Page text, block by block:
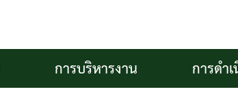
การบริหารงาน
การดำ